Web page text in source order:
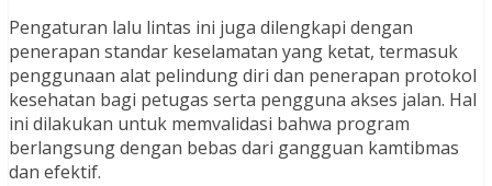
Pengaturan lalu lintas ini juga dilengkapi dengan
penerapan standar keselamatan yang ketat, termasuk
penggunaan alat pelindung diri dan penerapan protokol
kesehatan bagi petugas serta pengguna akses jalan. Hal
ini dilakukan untuk memvalidasi bahwa program
berlangsung dengan bebas dari gangguan kamtibmas
dan efektif.